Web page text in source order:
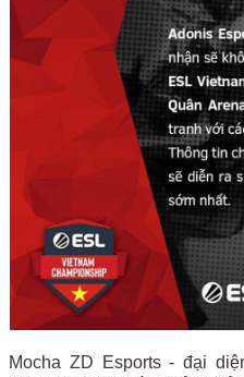
Mocha ZD Esports - đại